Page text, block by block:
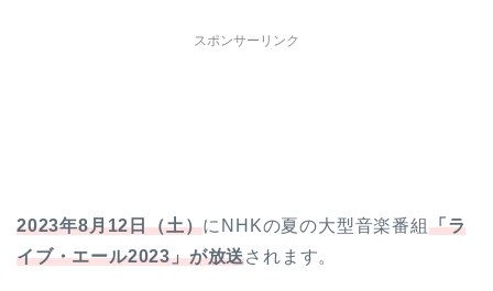
スポンサーリンク
2023年8月12日（土）にNHKの夏の大型音楽番組 「ラ
イブ・エール2023」が放送されます。